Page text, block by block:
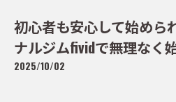
初心者も安心して始めら
ナルジムfividで無理なく
2025/10/02